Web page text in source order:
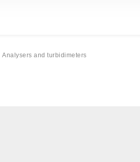
Current page:
Analysers and turbidimeters